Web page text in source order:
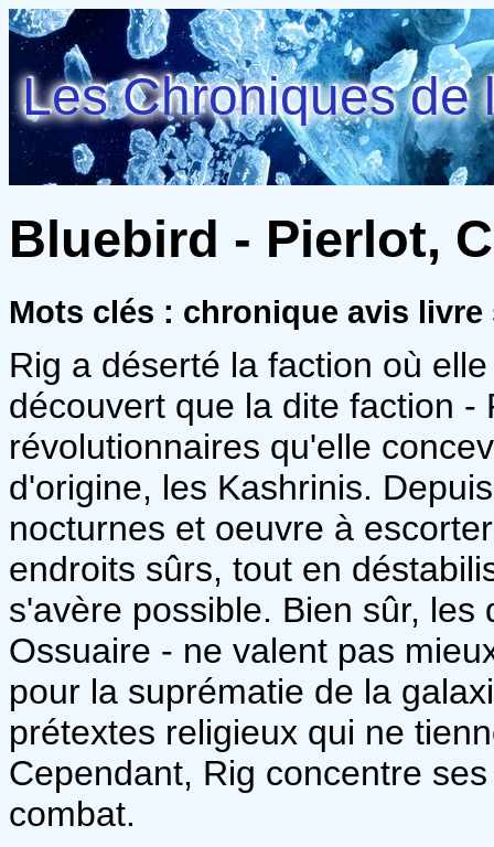
Les Chroniques de
Bluebird - Pierlot,
Mots clés : chronique avis livre
Rig a déserté la faction où
découvert que la dite faction
révolutionnaires qu'elle
d'origine, les Kashrinis.
nocturnes et oeuvre à
endroits sûrs, tout en
s'avère possible. Bien sûr,
Ossuaire - ne valent pas
pour la suprématie de la
prétextes religieux qui ne
Cependant, Rig concentre
combat.